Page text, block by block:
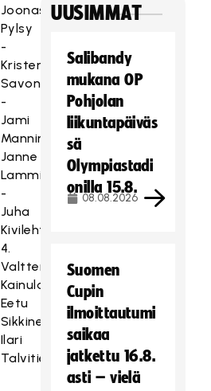
Joonas
Pylsy
-
Krister
Savonen
-
Jami
Manninen,
Janne
Lamminen
-
Juha
Kivilehto
4.
Valtteri
Kainulainen,
Eetu
Sikkinen,
Ilari
Talvitie
UUSIMMAT
Salibandy
mukana OP
Pohjolan
liikuntapäiväs
sä
Olympiastadi
onilla 15.8.
08.08.2026
Suomen
Cupin
ilmoittautumi
saikaa
jatkettu 16.8.
asti – vielä